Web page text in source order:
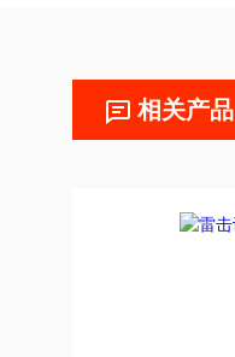
相关产品